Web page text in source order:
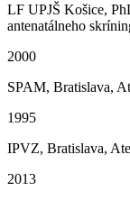
LF UPJŠ Košice,
antenatálneho
2000
SPAM, Bratislava,
1995
IPVZ, Bratislava,
2013